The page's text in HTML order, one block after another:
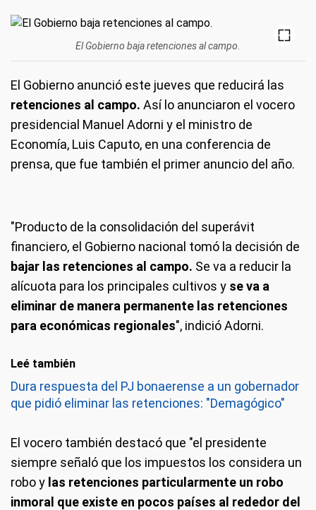
El Gobierno baja retenciones al campo.
El Gobierno anunció este jueves que reducirá las
retenciones al campo. Así lo anunciaron el vocero
presidencial Manuel Adorni y el ministro de
Economía, Luis Caputo, en una conferencia de
prensa, que fue también el primer anuncio del año.
"Producto de la consolidación del superávit
financiero, el Gobierno nacional tomó la decisión de
bajar las retenciones al campo. Se va a reducir la
alícuota para los principales cultivos y se va a
eliminar de manera permanente las retenciones
para económicas regionales", indició Adorni.
Leé también
Dura respuesta del PJ bonaerense a un gobernador
que pidió eliminar las retenciones: "Demagógico"
El vocero también destacó que "el presidente
siempre señaló que los impuestos los considera un
robo y las retenciones particularmente un robo
inmoral que existe en pocos países al rededor del